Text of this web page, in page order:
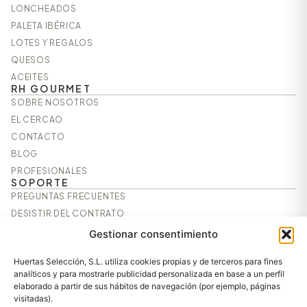
Gestionar consentimiento
Huertas Selección, S.L. utiliza cookies propias y de terceros para fines
analíticos y para mostrarle publicidad personalizada en base a un perfil
elaborado a partir de sus hábitos de navegación (por ejemplo, páginas
visitadas).
LONCHEADOS
PALETA IBÉRICA
LOTES Y REGALOS
QUESOS
ACEITES
RH GOURMET
SOBRE NOSOTROS
EL CERCAO
CONTACTO
BLOG
PROFESIONALES
SOPORTE
PREGUNTAS FRECUENTES
DESISTIR DEL CONTRATO
POLÍTICA DE COOKIES
CONDICIONES GENERALES DE CONTRATACIÓN